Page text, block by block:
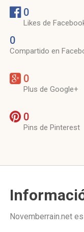
0
Likes de
0
Compartido en
0
Plus de Google+
0
Pins de Pinterest
Novemberrain.net